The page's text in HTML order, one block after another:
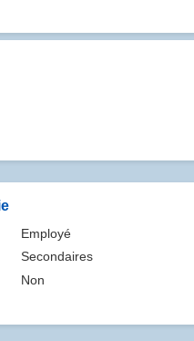
Employé
Secondaires
Non